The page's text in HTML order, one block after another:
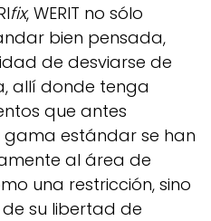
fix,WERIT no sólo
bien pensada,
de desviarse de
allí donde tenga
que antes
estándar se han
al área de
una restricción, sino
su libertad de